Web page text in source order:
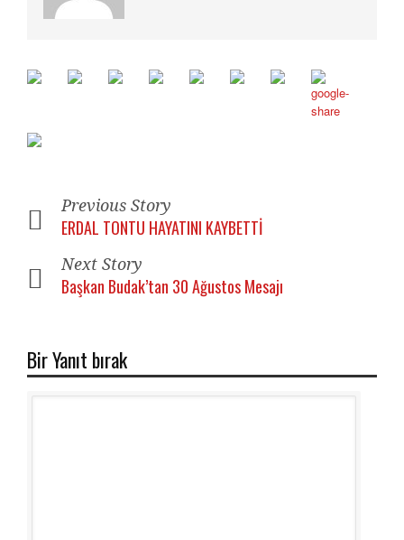
Previous Story
ERDAL TONTU HAYATINI KAYBETTİ
Next Story
Başkan Budak’tan 30 Ağustos Mesajı
Bir Yanıt bırak